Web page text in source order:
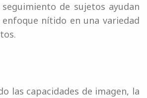
seguimiento de sujetos ayudan
nítido en una variedad
las capacidades de imagen, la